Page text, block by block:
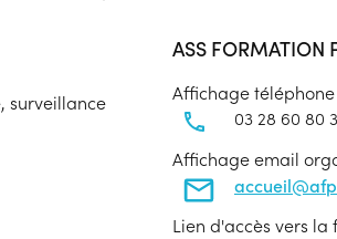
surveillance
ASS FORMATION
Affichage
03 28 60 80
Affichage email
Lien d'accès vers